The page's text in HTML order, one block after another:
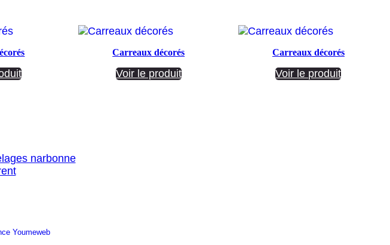
Carreaux décorés
Voir le produit
Carreaux décorés
Voir le produit
Youmeweb